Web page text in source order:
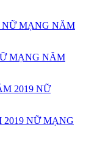
MẠNG NĂM
NỮ MẠNG